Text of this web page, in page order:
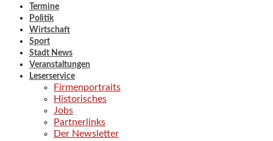
Termine
Politik
Wirtschaft
Sport
Stadt News
Veranstaltungen
Leserservice
Firmenportraits
Historisches
Jobs
Partnerlinks
Der Newsletter